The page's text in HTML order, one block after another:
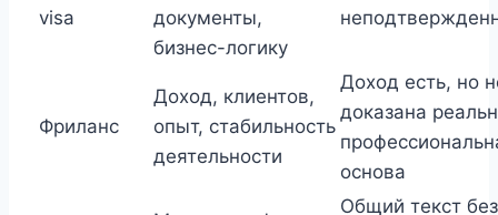
visa
документы,
бизнес-логику
Фриланс
Доход, клиентов,
опыт, стабильность
деятельности
Доход есть, но
доказана
основа
Общий текст без